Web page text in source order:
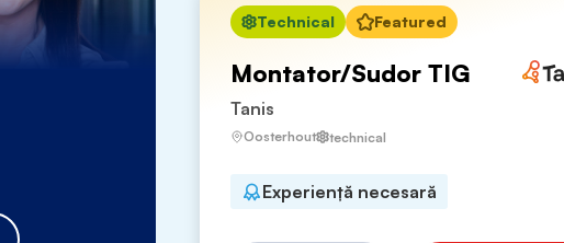
Technical Featured
Montator/Sudor TIG
Tanis
Oosterhout technical
Experiență necesară